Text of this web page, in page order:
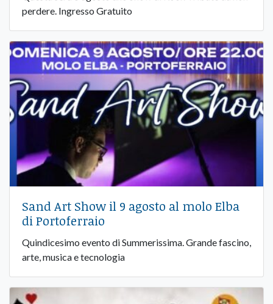
perdere. Ingresso Gratuito
Sand Art Show il 9 agosto al molo Elba
di Portoferraio
Quindicesimo evento di Summerissima. Grande fascino,
arte, musica e tecnologia